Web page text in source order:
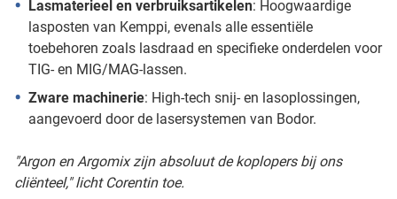
Lasmaterieel en verbruiksartikelen: Hoogwaardige
lasposten van Kemppi, evenals alle essentiële
toebehoren zoals lasdraad en specifieke onderdelen voor
TIG- en MIG/MAG-lassen.
Zware machinerie: High-tech snij- en lasoplossingen,
aangevoerd door de lasersystemen van Bodor.
"Argon en Argomix zijn absoluut de koplopers bij ons
cliënteel," licht Corentin toe.